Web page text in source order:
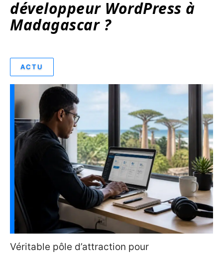
développeur WordPress à
Madagascar ?
ACTU
Véritable pôle d’attraction pour